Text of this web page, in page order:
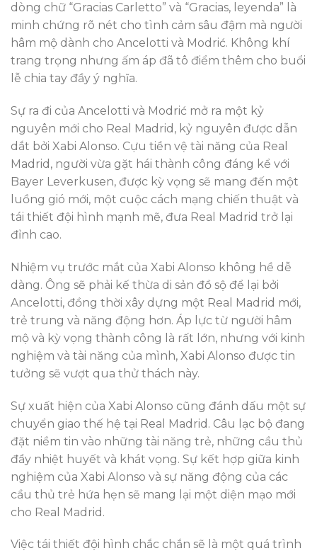
dòng chữ “Gracias Carletto” và “Gracias, leyenda” là
minh chứng rõ nét cho tình cảm sâu đậm mà người
hâm mộ dành cho Ancelotti và Modrić. Không khí
trang trọng nhưng ấm áp đã tô điểm thêm cho buổi
lễ chia tay đầy ý nghĩa.
Sự ra đi của Ancelotti và Modrić mở ra một kỷ
nguyên mới cho Real Madrid, kỷ nguyên được dẫn
dắt bởi Xabi Alonso. Cựu tiền vệ tài năng của Real
Madrid, người vừa gặt hái thành công đáng kể với
Bayer Leverkusen, được kỳ vọng sẽ mang đến một
luồng gió mới, một cuộc cách mạng chiến thuật và
tái thiết đội hình mạnh mẽ, đưa Real Madrid trở lại
đỉnh cao.
Nhiệm vụ trước mắt của Xabi Alonso không hề dễ
dàng. Ông sẽ phải kế thừa di sản đồ sộ để lại bởi
Ancelotti, đồng thời xây dựng một Real Madrid mới,
trẻ trung và năng động hơn. Áp lực từ người hâm
mộ và kỳ vọng thành công là rất lớn, nhưng với kinh
nghiệm và tài năng của mình, Xabi Alonso được tin
tưởng sẽ vượt qua thử thách này.
Sự xuất hiện của Xabi Alonso cũng đánh dấu một sự
chuyển giao thế hệ tại Real Madrid. Câu lạc bộ đang
đặt niềm tin vào những tài năng trẻ, những cầu thủ
đầy nhiệt huyết và khát vọng. Sự kết hợp giữa kinh
nghiệm của Xabi Alonso và sự năng động của các
cầu thủ trẻ hứa hẹn sẽ mang lại một diện mạo mới
cho Real Madrid.
Việc tái thiết đội hình chắc chắn sẽ là một quá trình